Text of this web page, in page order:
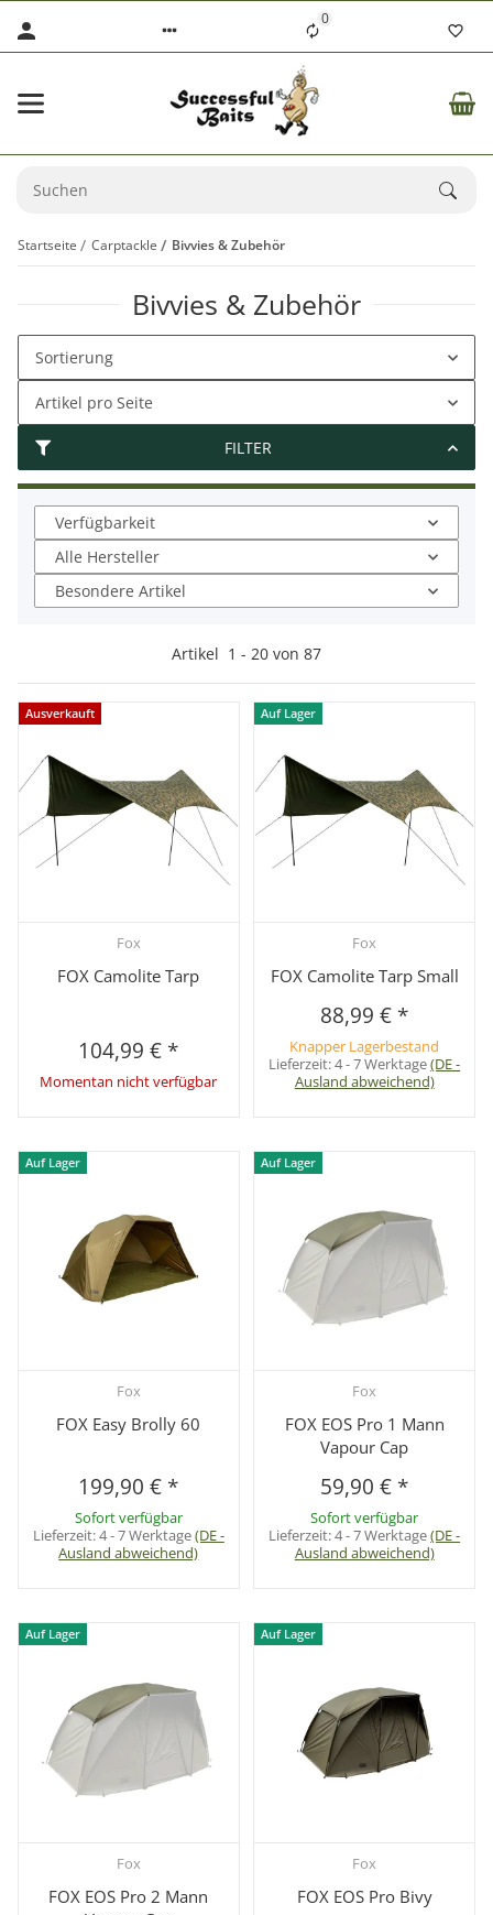
0
Startseite Carptackle Bivvies & Zubehör
Bivvies & Zubehör
FILTER
Sortierung
Artikel pro Seite
Verfügbarkeit
Alle Hersteller
Besondere Artikel
Artikel 1 - 20 von 87
Ausverkauft
Fox
FOX Camolite Tarp
104,99 € *
Momentan nicht verfügbar
Auf Lager
Fox
FOX Camolite Tarp Small
88,99 € *
Knapper Lagerbestand
Lieferzeit:4 - 7 Werktage(DE -
Ausland abweichend)
Auf Lager
Fox
FOX Easy Brolly 60
199,90 € *
Sofort verfügbar
Lieferzeit:4 - 7 Werktage(DE -
Ausland abweichend)
Auf Lager
Fox
FOX EOS Pro 1 Mann
Vapour Cap
59,90 € *
Sofort verfügbar
Lieferzeit:4 - 7 Werktage(DE -
Ausland abweichend)
Auf Lager
Fox
FOX EOS Pro 2 Mann
Auf Lager
Fox
FOX EOS Pro Bivy